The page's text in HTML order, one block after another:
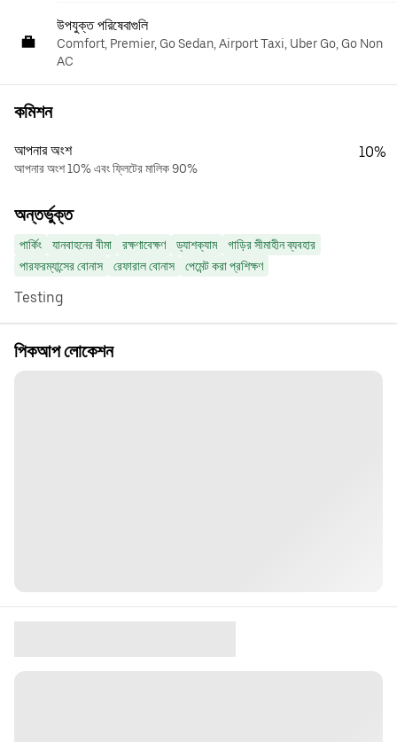
উপযুক্ত পরিষেবাগুলি
Comfort, Premier, Go Sedan, Airport Taxi, Uber Go, Go Non
AC
কমিশন
আপনার অংশ
আপনার অংশ 10% এবং ফ্লিটের মালিক 90%
10%
অন্তর্ভুক্ত
পার্কিং যানবাহনের বীমা রক্ষণাবেক্ষণ ড্যাশক্যাম
গাড়ির সীমাহীন ব্যবহার
পারফরম্যান্সের বোনাস
রেফারাল বোনাস পেমেন্ট করা প্রশিক্ষণ
Testing
পিকআপ লোকেশন